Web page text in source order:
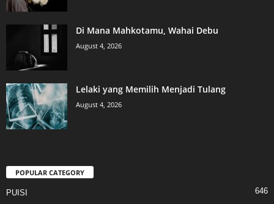
Di Mana Mahkotamu, Wahai Debu
August 4, 2026
Lelaki yang Memilih Menjadi Tulang
August 4, 2026
POPULAR CATEGORY
PUISI 646